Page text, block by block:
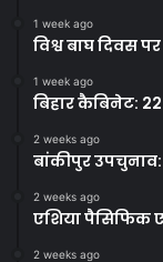
1 week ago
विश्व बाघ दिवस
1 week ago
बिहार कैबिनेट:
2 weeks ago
बांकीपुर
2 weeks ago
एशिया पैसिफिक
2 weeks ago